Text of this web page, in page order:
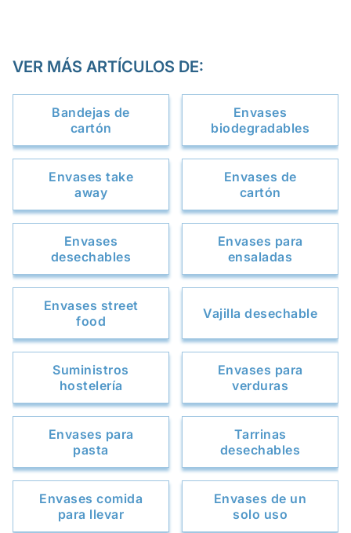
VER MÁS ARTÍCULOS DE:
Bandejas de
cartón
Envases
biodegradables
Envases take
away
Envases de
cartón
Envases
desechables
Envases para
ensaladas
Envases street
food
Vajilla desechable
Suministros
hostelería
Envases para
verduras
Envases para
pasta
Tarrinas
desechables
Envases comida
para llevar
Envases de un
solo uso